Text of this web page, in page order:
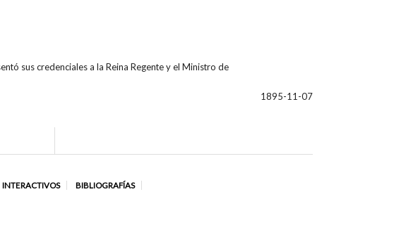
sus credenciales a la Reina Regente y el Ministro de
1895-11-07
INTERACTIVOS BIBLIOGRAFÍAS